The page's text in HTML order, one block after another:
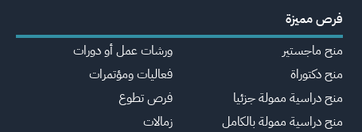
فرص مميزة
منح ماجستير
منح دكتوراة
منح دراسية ممولة جزئيا
منح دراسية ممولة بالكامل
ورشات عمل أو دورات
فعاليات ومؤتمرات
فرص تطوع
زمالات